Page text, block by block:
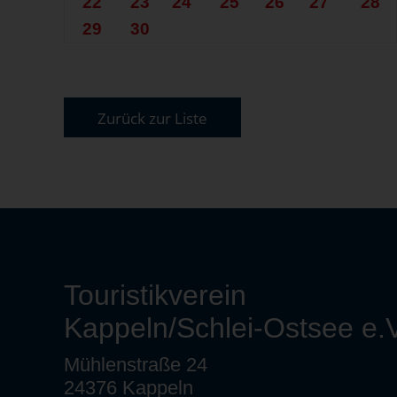
29
30
Zurück zur Liste
Touristikverein
Kappeln/Schlei-Ostsee
Mühlenstraße 24
24376 Kappeln